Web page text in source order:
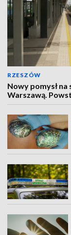
RZESZÓW
Nowy pomysł na
Warszawą.